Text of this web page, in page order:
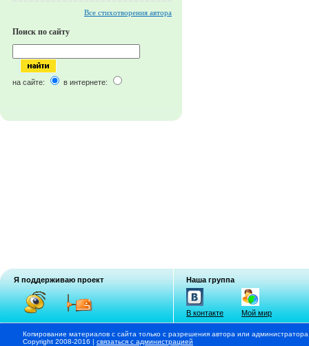
Все стихотворения автора
Поиск по сайту
на сайте: в интернете:
Я поддерживаю проект Наша группа
В контакте Мой мир
Копирование материалов с сайта только с разрешения автора или
Copyright 2008-2016 | связаться с администрацией